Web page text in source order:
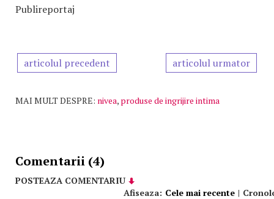
Publireportaj
articolul precedent articolul urmator
MAI MULT DESPRE: nivea, produse de ingrijire intima
Comentarii (4)
POSTEAZA COMENTARIU
Afiseaza: Cele mai recente |